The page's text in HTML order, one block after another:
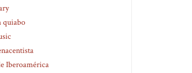
quiabo
Iberoamérica